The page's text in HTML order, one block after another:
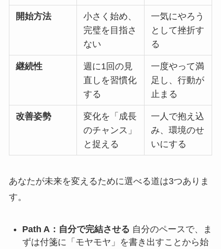
開始方法
小さく始め、
完璧を目指さ
ない
一気にやろう
として挫折す
る
継続性
週に1回の見
直しを習慣化
する
一度やって満
足し、行動が
止まる
改善姿勢
変化を「成長
のチャンス」
と捉える
一人で抱え込
み、環境のせ
いにする
あなたが未来を変えるために選べる道は3つありま
す。
Path A：自分で完結させる 自分のペースで、ま
ずは付箋に「モヤモヤ」を書き出すことから始